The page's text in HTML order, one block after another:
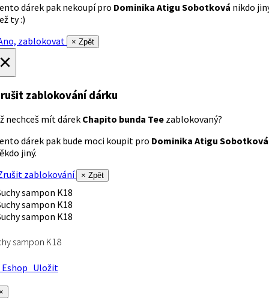
dárek pak nekoupí pro Dominika Atigu Sobotková nikdo
ty :)
zablokovat
× Zpět
zablokování dárku
nechceš mít dárek Chapito bunda Tee zablokovaný?
dárek pak bude moci koupit pro Dominika Atigu Sobotková
jiný.
zablokování
× Zpět
sampon K18
Uložit